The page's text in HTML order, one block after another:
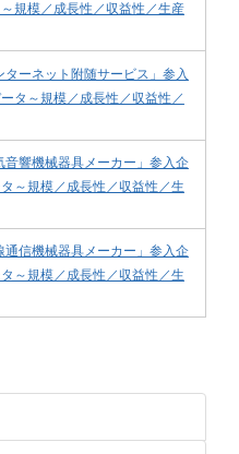
規模／成長性／収益性／生産
ーネット附随サービス」参入
タ～規模／成長性／収益性／
音響機械器具メーカー」参入企
～規模／成長性／収益性／生
通信機械器具メーカー」参入企
～規模／成長性／収益性／生